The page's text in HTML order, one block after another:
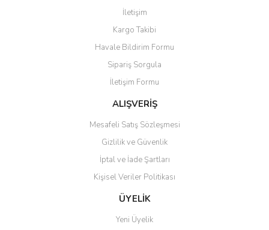
Yorum Yaz
Ürün resmi kalitesiz, bozuk veya görüntülenemiyor.
Ürün açıklamasında eksik bilgiler bulunuyor.
Ürün bilgilerinde hatalar bulunuyor.
Ürün fiyatı diğer sitelerden daha pahalı.
Bu ürüne benzer farklı alternatifler olmalı.
Gönder
İletişim
Kargo Takibi
Havale Bildirim Formu
Sipariş Sorgula
İletişim Formu
ALIŞVERİŞ
Mesafeli Satış Sözleşmesi
Gizlilik ve Güvenlik
İptal ve İade Şartları
Kişisel Veriler Politikası
ÜYELİK
Yeni Üyelik